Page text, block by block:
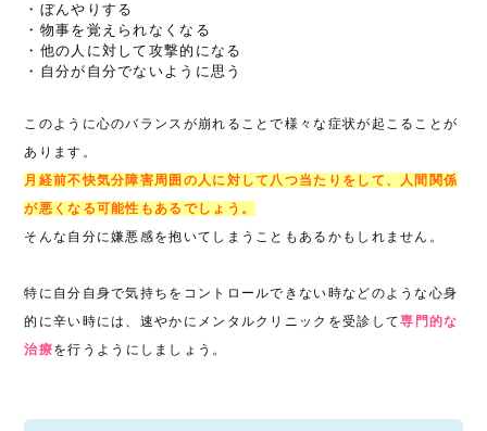
・ぼんやりする
・物事を覚えられなくなる
・他の人に対して攻撃的になる
・自分が自分でないように思う
このように心のバランスが崩れることで様々な症状が起こることが
あります。
月経前不快気分障害周囲の人に対して八つ当たりをして、人間関係
が悪くなる可能性もあるでしょう。
そんな自分に嫌悪感を抱いてしまうこともあるかもしれません。
特に自分自身で気持ちをコントロールできない時などのような心身
的に辛い時には、速やかにメンタルクリニックを受診して専門的な
治療を行うようにしましょう。